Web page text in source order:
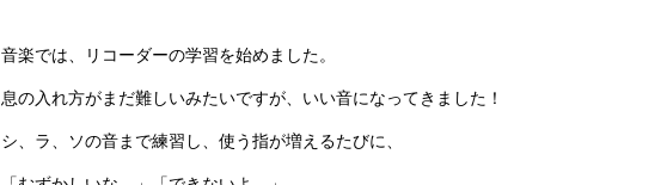
音楽では、リコーダーの学習を始めました。
息の入れ方がまだ難しいみたいですが、いい音になってきました！
シ、ラ、ソの音まで練習し、使う指が増えるたびに、